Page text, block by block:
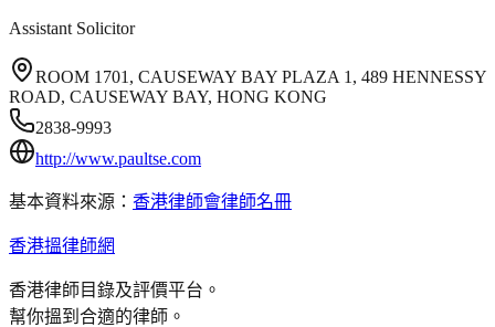
Assistant Solicitor
ROOM 1701, CAUSEWAY BAY PLAZA 1, 489 HENNESSY
ROAD, CAUSEWAY BAY, HONG KONG
2838-9993
http://www.paultse.com
基本資料來源： 香港律師會律師名冊
香港搵律師網
香港律師目錄及評價平台。
幫你搵到合適的律師。